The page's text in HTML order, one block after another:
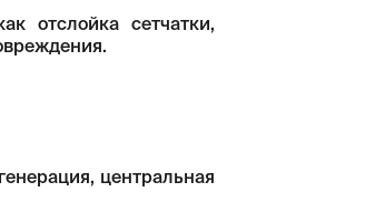
отслойка сетчатки,
центральная